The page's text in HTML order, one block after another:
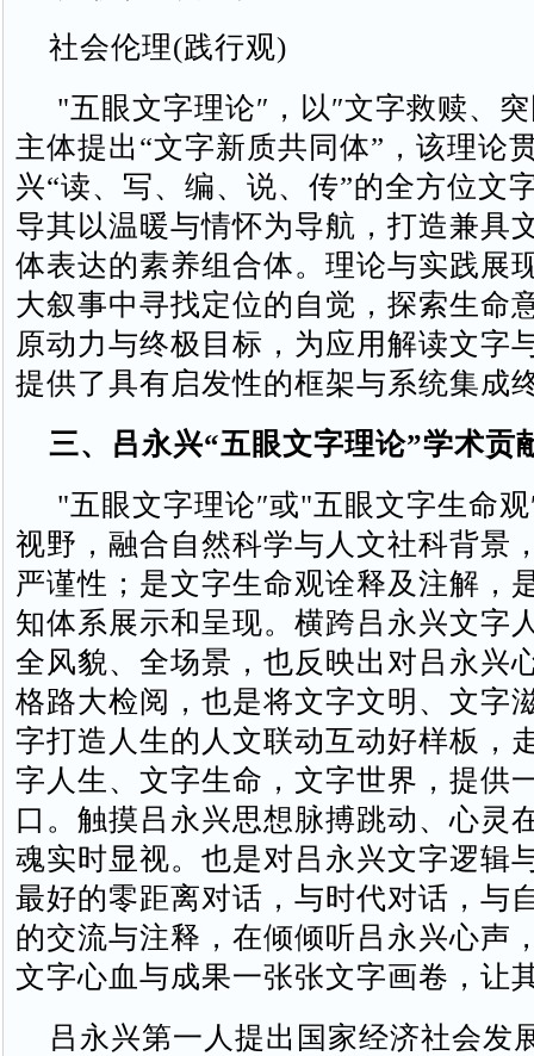
社会伦理(践行观)
"五眼文字理论″，以″文字救赎、突
主体提出“文字新质共同体”，该理论
兴“读、写、编、说、传”的全方位文
导其以温暖与情怀为导航，打造兼具
体表达的素养组合体。‌‌理论与实践展
大叙事中寻找定位的自觉‌，探索生命
原动力与终极目标，为应用解读文字
提供了具有启发性的框架与系统集成
三、吕永兴“五眼文字理论”学术贡
"五眼文字理论″或"五眼文字生命观
视野，融合自然科学与人文社科背景
严谨性；‌是文字生命观诠释及注解，
知体系展示和呈现。横跨吕永兴文字
全风貌、全场景，也反映出对吕永兴
格路大检阅，也是将文字文明、文字
字打造人生的人文联动互动好样板，
字人生、文字生命，文字世界，提供
口。触摸吕永兴思想脉搏跳动、心灵
魂实时显视。也是对吕永兴文字逻辑
最好的零距离对话，与时代对话，与
的交流与注释，在倾倾听吕永兴心声
文字心血与成果一张张文字画卷，让
吕永兴第一人提出国家经济社会发